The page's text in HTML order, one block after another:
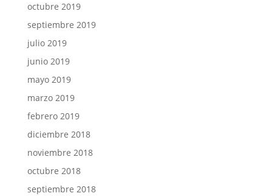
octubre 2019
septiembre 2019
julio 2019
junio 2019
mayo 2019
marzo 2019
febrero 2019
diciembre 2018
noviembre 2018
octubre 2018
septiembre 2018